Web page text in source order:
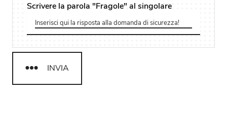
Scrivere la parola "Fragole" al singolare
INVIA